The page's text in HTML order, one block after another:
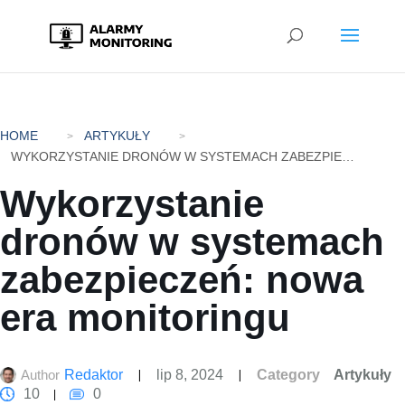
HOME
ARTYKUŁY
Wykorzystanie
dronów w systemach
zabezpieczeń: nowa
era monitoringu
Author Redaktor lip 8, 2024 Category
Artykuły
10
0